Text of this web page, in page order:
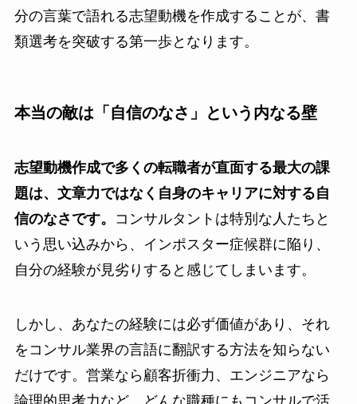
分の言葉で語れる志望動機を作成することが、書
類選考を突破する第一歩となります。
本当の敵は「自信のなさ」という内なる壁
志望動機作成で多くの転職者が直面する最大の課
題は、文章力ではなく自身のキャリアに対する自
信のなさです。
コンサルタントは特別な人たちと
いう思い込みから、インポスター症候群に陥り、
自分の経験が見劣りすると感じてしまいます。
しかし、あなたの経験には必ず価値があり、それ
をコンサル業界の言語に翻訳する方法を知らない
だけです。営業なら顧客折衝力、エンジニアなら
論理的思考力など、どんな職種にもコンサルで活